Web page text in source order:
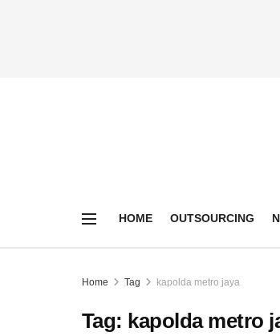
HOME OUTSOURCING
Home Tag kapolda metro jaya
Tag: kapolda metro